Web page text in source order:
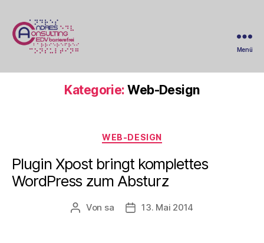
&
Menü
Kategorie: Web-Design
Kategorien
WEB-DESIGN
Plugin Xpost bringt komplettes
WordPress zum Absturz
Beitragsautor
Von sa Beitragsdatum
13. Mai 2014